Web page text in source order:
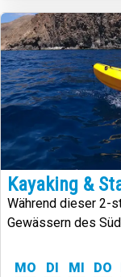
Kayaking &
Während dieser 2-
Gewässern des
MO DI MI DO